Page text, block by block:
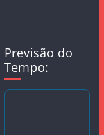
Previsão do
Tempo: